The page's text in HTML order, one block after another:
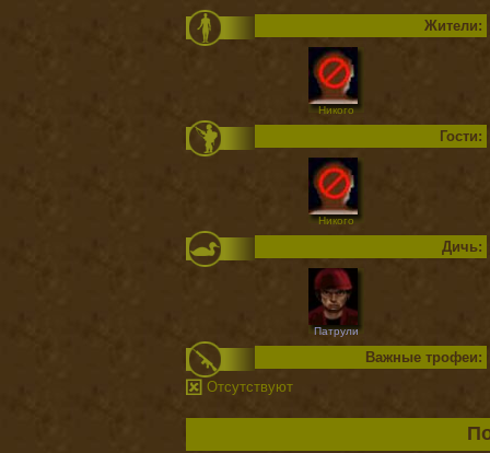
Жители:
Никого
Гости:
Никого
Дичь:
Патрули
Важные трофеи:
Отсутствуют